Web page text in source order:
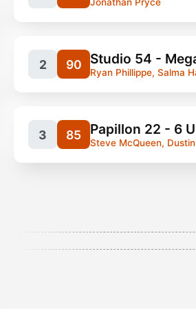
2 90 Studio 54 -
Ryan Phillippe, Salma
3 85 Papillon 22 - 6
Steve McQueen,